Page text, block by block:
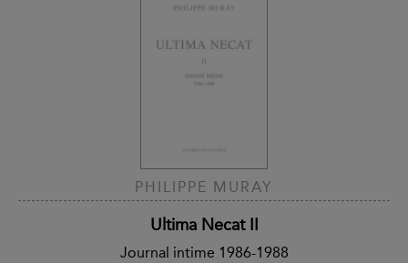
PHILIPPE MURAY
Ultima Necat II
Journal intime 1986-1988